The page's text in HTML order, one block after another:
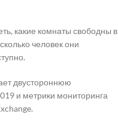
какие комнаты свободны в
человек они
двустороннюю
и метрики мониторинга